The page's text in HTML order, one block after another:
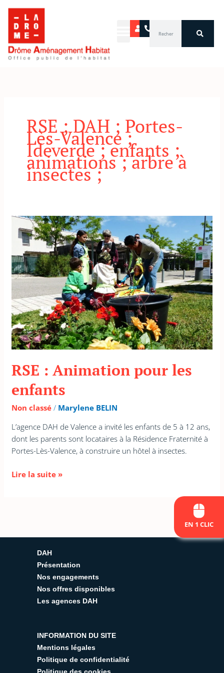
Aller
contenu
EN 1 CLIC
RSE ; DAH ; Portes-
Lès-Valence ;
Ideverde ; enfants ;
animations ; arbre à
insectes ;
RSE : Animation pour les
enfants
Non classé / Marylene BELIN
L’agence DAH de Valence a invité les enfants de 5 à 12 ans,
dont les parents sont locataires à la Résidence Fraternité à
Portes-Lès-Valence, à construire un hôtel à insectes.
RSE
Animation
pour
les
enfants
Lire la suite »
DAH
Présentation
Nos engagements
Nos offres disponibles
Les agences DAH
INFORMATION DU SITE
Mentions légales
Politique de confidentialité
Politique des cookies